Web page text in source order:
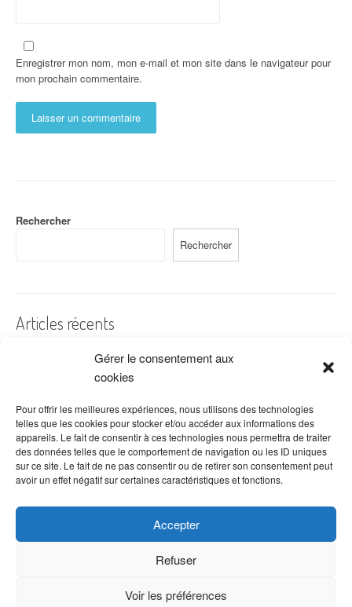
Gérer le consentement aux
cookies
Pour offrir les meilleures expériences, nous utilisons des technologies
telles que les cookies pour stocker et/ou accéder aux informations des
appareils. Le fait de consentir à ces technologies nous permettra de traiter
des données telles que le comportement de navigation ou les ID uniques
sur ce site. Le fait de ne pas consentir ou de retirer son consentement peut
avoir un effet négatif sur certaines caractéristiques et fonctions.
Accepter
Refuser
Voir les préférences
Enregistrer mon nom, mon e-mail et mon site dans le navigateur pour
mon prochain commentaire.
Rechercher
Rechercher
Articles récents
A quelles dates de l’année offre-t-on des fleurs ?
Les fleurs préférées des Français
Combien de fois arroser un cactus ?
Quelles fleurs offrir pour la fête des mères ?
Idées de décoration avec fleurs séchées